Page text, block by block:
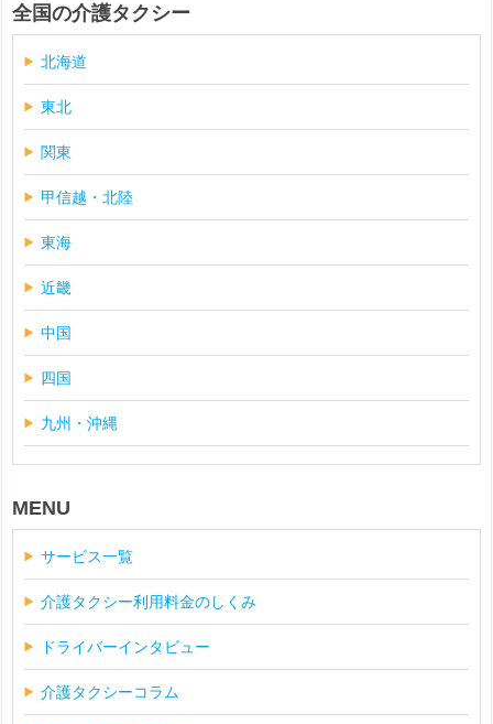
全国の介護タクシー
北海道
東北
関東
甲信越・北陸
東海
近畿
中国
四国
九州・沖縄
MENU
サービス一覧
介護タクシー利用料金のしくみ
ドライバーインタビュー
介護タクシーコラム